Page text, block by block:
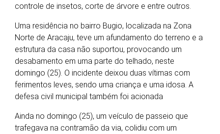
controle de insetos, corte de árvore e entre outros.
Uma residência no bairro Bugio, localizada na Zona
Norte de Aracaju, teve um afundamento do terreno e a
estrutura da casa não suportou, provocando um
desabamento em uma parte do telhado, neste
domingo (25). O incidente deixou duas vítimas com
ferimentos leves, sendo uma criança e uma idosa. A
defesa civil municipal também foi acionada
Ainda no domingo (25), um veículo de passeio que
trafegava na contramão da via, colidiu com um